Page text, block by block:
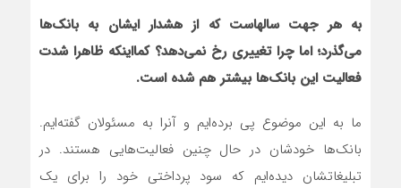
به هر جهت سالهاست که از هشدار ایشان به بانک‌ها
می‌گذرد؛ اما چرا تغییری رخ نمی‌دهد؟ کمااینکه ظاهرا شدت
فعالیت این بانک‌ها بیشتر هم شده است.
ما به این موضوع پی برده‌ایم و آنرا به مسئولان گفته‌ایم.
بانک‌ها خودشان در حال چنین فعالیت‌هایی هستند. در
تبلیغاتشان دیده‌ایم که سود پرداختی خود را برای یک